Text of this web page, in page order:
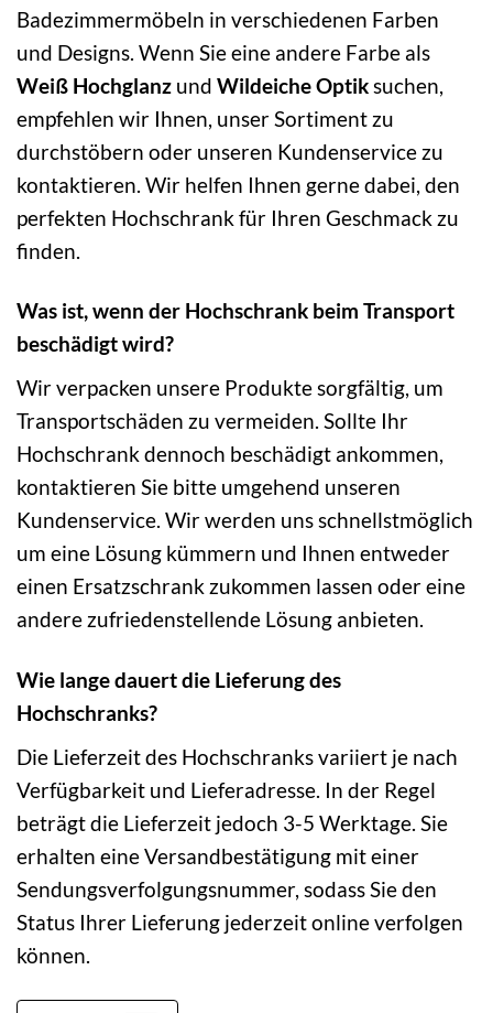
Badezimmermöbeln in verschiedenen Farben
und Designs. Wenn Sie eine andere Farbe als
Weiß Hochglanz und Wildeiche Optik suchen,
empfehlen wir Ihnen, unser Sortiment zu
durchstöbern oder unseren Kundenservice zu
kontaktieren. Wir helfen Ihnen gerne dabei, den
perfekten Hochschrank für Ihren Geschmack zu
finden.
Was ist, wenn der Hochschrank beim Transport
beschädigt wird?
Wir verpacken unsere Produkte sorgfältig, um
Transportschäden zu vermeiden. Sollte Ihr
Hochschrank dennoch beschädigt ankommen,
kontaktieren Sie bitte umgehend unseren
Kundenservice. Wir werden uns schnellstmöglich
um eine Lösung kümmern und Ihnen entweder
einen Ersatzschrank zukommen lassen oder eine
andere zufriedenstellende Lösung anbieten.
Wie lange dauert die Lieferung des
Hochschranks?
Die Lieferzeit des Hochschranks variiert je nach
Verfügbarkeit und Lieferadresse. In der Regel
beträgt die Lieferzeit jedoch 3-5 Werktage. Sie
erhalten eine Versandbestätigung mit einer
Sendungsverfolgungsnummer, sodass Sie den
Status Ihrer Lieferung jederzeit online verfolgen
können.